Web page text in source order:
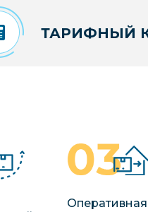
ТАРИФНЫЙ
Оперативная